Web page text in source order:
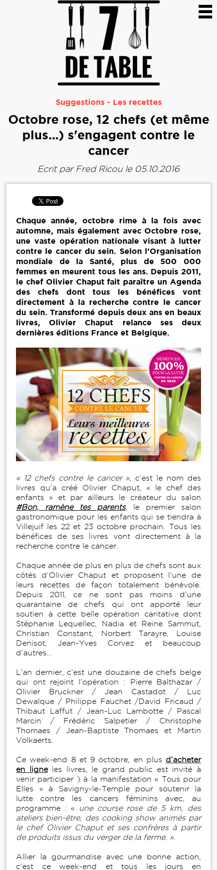
Suggestions- Les recettes
Octobre rose, 12 chefs (et même
plus...) s'engagent contre le
cancer
Ecrit par Fred Ricoule 05.10.2016
Chaque année, octobre rime à la fois avec
automne, mais également avec Octobre rose,
une vaste opération nationale visant à lutter
contre le cancer du sein. Selon l’Organisation
mondiale de la Santé, plus de 500 000
femmes en meurent tous les ans. Depuis 2011,
le chef Olivier Chaput fait paraître un Agenda
des chefs dont tous les bénéfices vont
directement à la recherche contre le cancer
du sein. Transformé depuis deux ans en beaux
livres, Olivier Chaput relance ses deux
dernières éditions France et Belgique.
« 12 chefs contre le cancer », c’est le nom des
livres qu’a créé Olivier Chaput, « le chef des
enfants » et par ailleurs le créateur du salon
#Bon, ramène tes parents, le premier salon
gastronomique pour les enfants qui se tiendra à
Villejuif les 22 et 23 octobre prochain. Tous les
bénéfices de ses livres vont directement à la
recherche contre le cancer.
Chaque année de plus en plus de chefs sont aux
côtés d’Olivier Chaput et proposent l’une de
leurs recettes de façon totalement bénévole.
Depuis 2011, ce ne sont pas moins d’une
quarantaine de chefs qui ont apporté leur
soutien à cette belle opération caritative dont
Stéphanie Lequellec, Nadia et Reine Sammut,
Christian Constant, Norbert Tarayre, Louise
Denisot, Jean-Yves Corvez et beaucoup
d’autres…
L’an dernier, c’est une douzaine de chefs belge
qui ont rejoint l’opération : Pierre Balthazar /
Olivier Bruckner / Jean Castadot / Luc
Dewalque / Philippe Fauchet /David Fricaud /
Thibaut Laffut / Jean-Luc Lambotte / Pascal
Marcin / Frédéric Salpetier / Christophe
Thomaes / Jean-Baptiste Thomaes et Martin
Volkaerts.
Ce week-end 8 et 9 octobre, en plus d’acheter
en ligneles livres, le grand public est invité à
venir participer ) à la manifestation « Tous pour
Elles » à Savigny-le-Temple pour soutenir la
lutte contre les cancers féminins avec, au
programme : «
une course rose de 5 km, des
ateliers bien-être, des cooking show animés par
le chef Olivier Chaput et ses confrères à partir
de produits issus du verger de la ferme. ».
Allier la gourmandise avec une bonne action,
c’est ce week-end et tous les jours en